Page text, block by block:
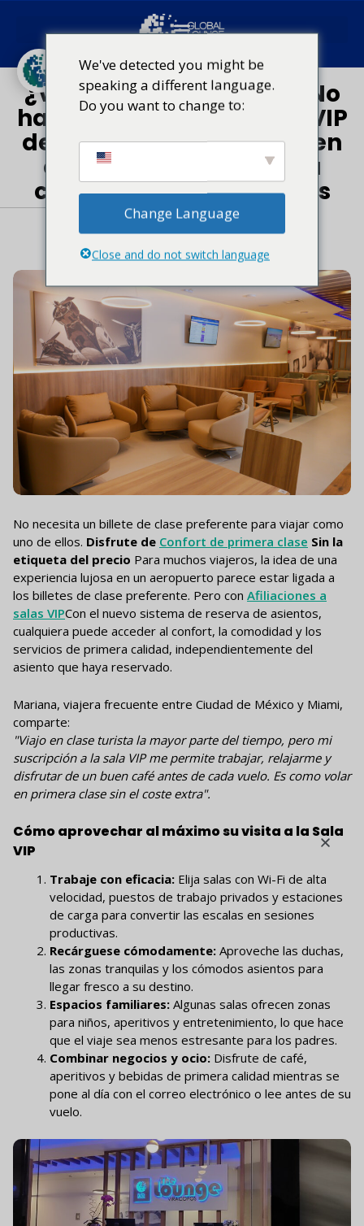
Red mundial de salas VIP
¿Volar en clase turista? No
hay problema: las salas VIP
de los aeropuertos ofrecen
comodidad de primera
clase a todos los viajeros
10 de septiembre de 2025
No necesita un billete de clase preferente para viajar como
uno de ellos. Disfrute de Confort de primera clase Sin la
etiqueta del precio Para muchos viajeros, la idea de una
experiencia lujosa en un aeropuerto parece estar ligada a
los billetes de clase preferente. Pero con Afiliaciones a
salas VIPCon el nuevo sistema de reserva de asientos,
cualquiera puede acceder al confort, la comodidad y los
servicios de primera calidad, independientemente del
asiento que haya reservado.
Mariana, viajera frecuente entre Ciudad de México y Miami,
comparte:
"Viajo en clase turista la mayor parte del tiempo, pero mi
suscripción a la sala VIP me permite trabajar, relajarme y
disfrutar de un buen café antes de cada vuelo. Es como volar
en primera clase sin el coste extra".
Cómo aprovechar al máximo su visita a la Sala
VIP
Trabaje con eficacia: Elija salas con Wi-Fi de alta
velocidad, puestos de trabajo privados y estaciones
de carga para convertir las escalas en sesiones
productivas.
Recárguese cómodamente: Aproveche las duchas,
las zonas tranquilas y los cómodos asientos para
llegar fresco a su destino.
Espacios familiares: Algunas salas ofrecen zonas
para niños, aperitivos y entretenimiento, lo que hace
que el viaje sea menos estresante para los padres.
Combinar negocios y ocio: Disfrute de café,
aperitivos y bebidas de primera calidad mientras se
pone al día con el correo electrónico o lee antes de su
vuelo.
We've detected you might be
speaking a different language.
Do you want to change to:
Change Language
Close and do not switch language